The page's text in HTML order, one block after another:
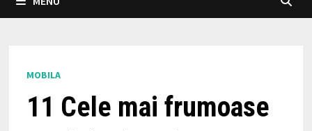
MOBILA
11 Cele mai frumoase